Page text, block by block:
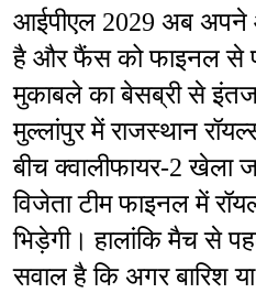
आईपीएल 2029 अब अपने
है और फैंस को फाइनल से
मुकाबले का बेसब्री से
मुल्लांपुर में राजस्थान
बीच क्वालीफायर-2 खेला
विजेता टीम फाइनल में
भिड़ेगी। हालांकि मैच से
सवाल है कि अगर बारिश